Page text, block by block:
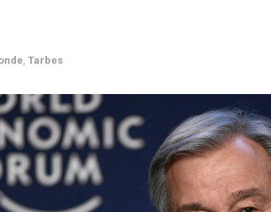
Tarbes